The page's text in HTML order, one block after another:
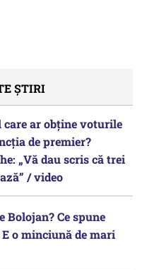
ȘTIRI
care ar obține voturile
de premier?
„Vă dau scris că trei
/ video
Bolojan? Ce spune
o minciună de mari